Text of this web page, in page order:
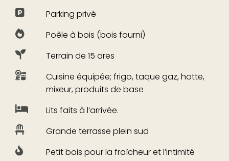
Parking privé
Poêle à bois (bois fourni)
Terrain de 15 ares
Cuisine équipée; frigo, taque gaz, hotte,
mixeur, produits de base
Lits faits à l’arrivée.
Grande terrasse plein sud
Petit bois pour la fraîcheur et l’intimité